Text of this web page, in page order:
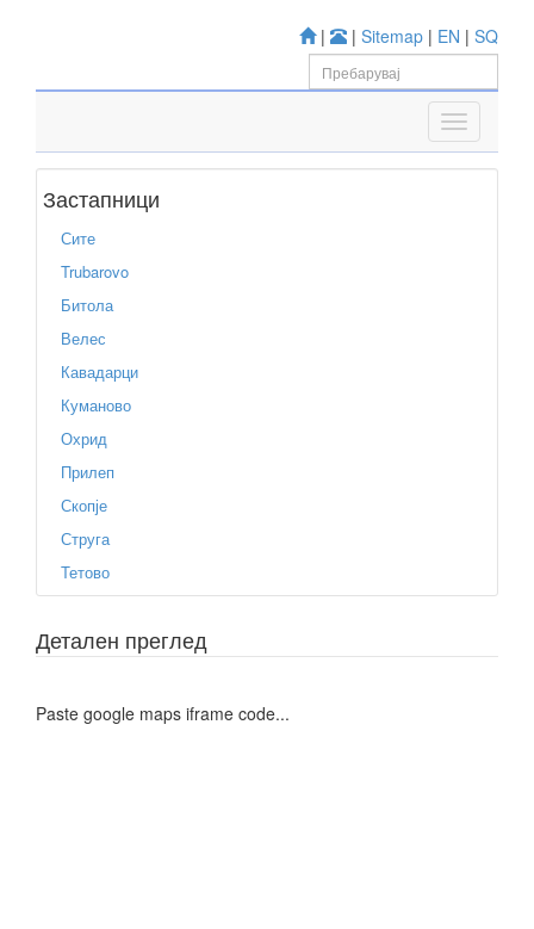
| | Sitemap | EN | SQ
Застапници
Сите
Trubarovo
Битола
Велес
Кавадарци
Куманово
Охрид
Прилеп
Скопје
Струга
Тетово
Детален преглед
Paste google maps iframe code...